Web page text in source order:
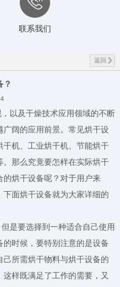
联系我们
返回
？
以及干燥技术应用领域的不断
阔的应用前景。常见烘干设
机、工业烘干机、节能烘干
那么究竟要怎样在实际烘干
烘干设备呢？对于用户来
面烘干设备就为大家详细的
是要选择到一种适合自己使用
时候，要特别注意的是设备
所需烘干物料与烘干设备的
样既满足了工作的需要，又